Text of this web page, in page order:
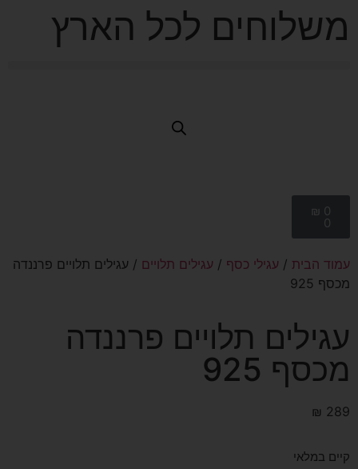
משלוחים לכל הארץ
₪ 0
0
עמוד הבית / עגילי כסף / עגילים תלויים / עגילים תלויים פרננדה
מכסף 925
עגילים תלויים פרננדה
מכסף 925
₪ 289
קיים במלאי